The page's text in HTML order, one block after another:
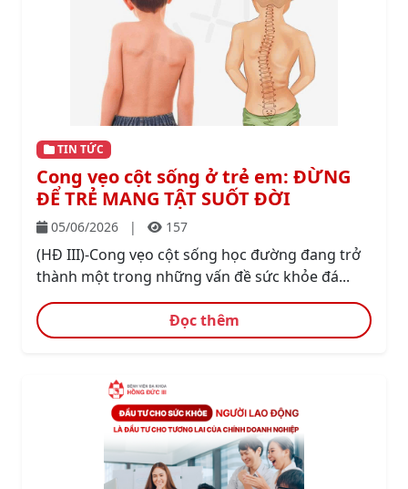
TIN TỨC
Cong vẹo cột sống ở trẻ em: ĐỪNG
ĐỂ TRẺ MANG TẬT SUỐT ĐỜI
05/06/2026 | 157
(HĐ III)-Cong vẹo cột sống học đường đang trở
thành một trong những vấn đề sức khỏe đá...
Đọc thêm